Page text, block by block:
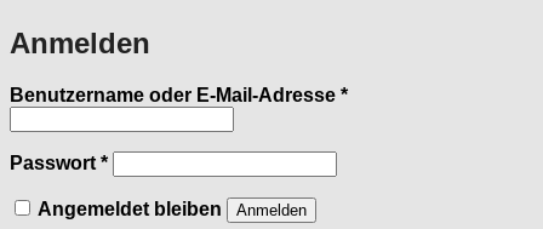
Anmelden
Benutzername oder E-Mail-Adresse *Erforderlich
Passwort *Erforderlich
Angemeldet bleiben Anmelden